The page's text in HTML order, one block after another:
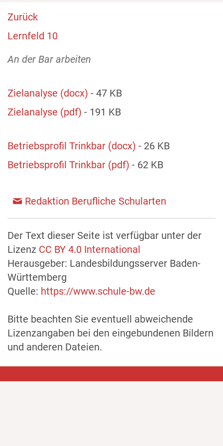
Zurück
Lernfeld 10
An der Bar arbeiten
Zielanalyse (docx) - 47 KB
Zielanalyse (pdf) - 191 KB
Betriebsprofil Trinkbar (docx) - 26 KB
Betriebsprofil Trinkbar (pdf) - 62 KB
Redaktion Berufliche Schularten
Der Text dieser Seite ist verfügbar unter der
Lizenz CC BY 4.0 International
Herausgeber: Landesbildungsserver Baden-
Württemberg
Quelle: https://www.schule-bw.de
Bitte beachten Sie eventuell abweichende
Lizenzangaben bei den eingebundenen Bildern
und anderen Dateien.